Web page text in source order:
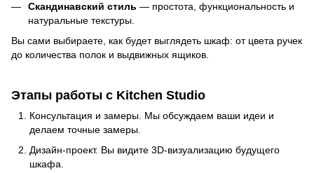
Скандинавский стиль — простота, функциональность и
натуральные текстуры.
Вы сами выбираете, как будет выглядеть шкаф: от цвета ручек
до количества полок и выдвижных ящиков.
Этапы работы с Kitchen Studio
Консультация и замеры. Мы обсуждаем ваши идеи и
делаем точные замеры.
Дизайн-проект. Вы видите 3D-визуализацию будущего
шкафа.